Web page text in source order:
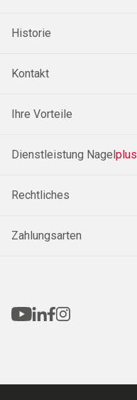
Historie
Kontakt
Ihre Vorteile
Dienstleistung Nagelplus
Rechtliches
Zahlungsarten